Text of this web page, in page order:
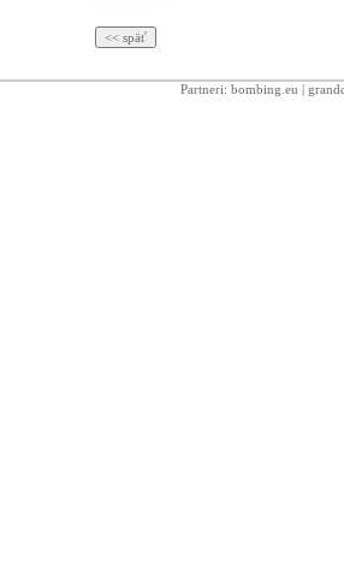
Partneri: bombing.eu |